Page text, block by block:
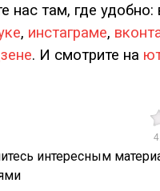
нас там, где
, инстаграме,
. И смотрите на
интересным